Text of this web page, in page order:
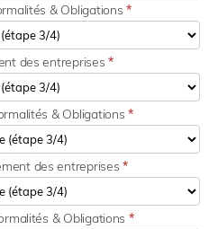
& Obligations*
des entreprises*
& Obligations*
des entreprises*
& Obligations *